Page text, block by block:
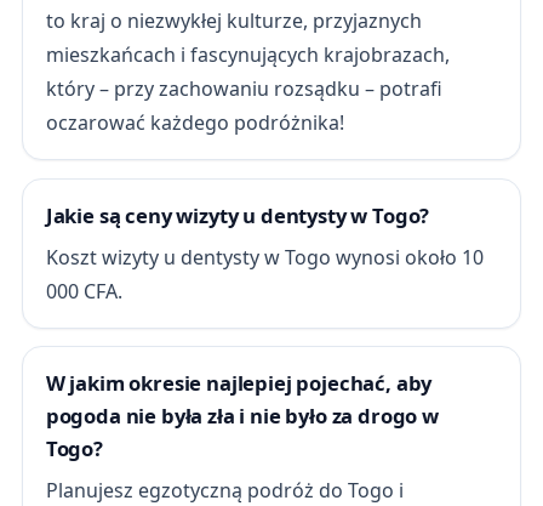
to kraj o niezwykłej kulturze, przyjaznych
mieszkańcach i fascynujących krajobrazach,
który – przy zachowaniu rozsądku – potrafi
oczarować każdego podróżnika!
Jakie są ceny wizyty u dentysty w Togo?
Koszt wizyty u dentysty w Togo wynosi około 10
000 CFA.
W jakim okresie najlepiej pojechać, aby
pogoda nie była zła i nie było za drogo w
Togo?
Planujesz egzotyczną podróż do Togo i